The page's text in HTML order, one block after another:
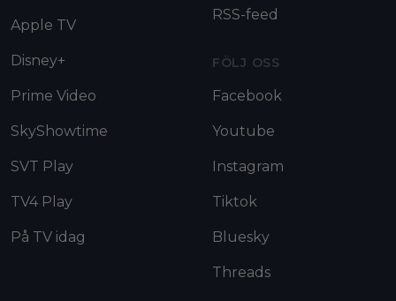
Apple TV
Disney+
Prime Video
SkyShowtime
SVT Play
TV4 Play
På TV idag
RSS-feed
FÖLJ OSS
Facebook
Youtube
Instagram
Tiktok
Bluesky
Threads